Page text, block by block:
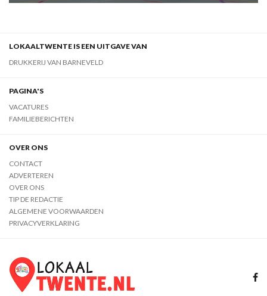
LOKAALTWENTE IS EEN UITGAVE VAN
DRUKKERIJ VAN BARNEVELD
PAGINA'S
VACATURES
FAMILIEBERICHTEN
OVER ONS
CONTACT
ADVERTEREN
OVER ONS
TIP DE REDACTIE
ALGEMENE VOORWAARDEN
PRIVACYVERKLARING